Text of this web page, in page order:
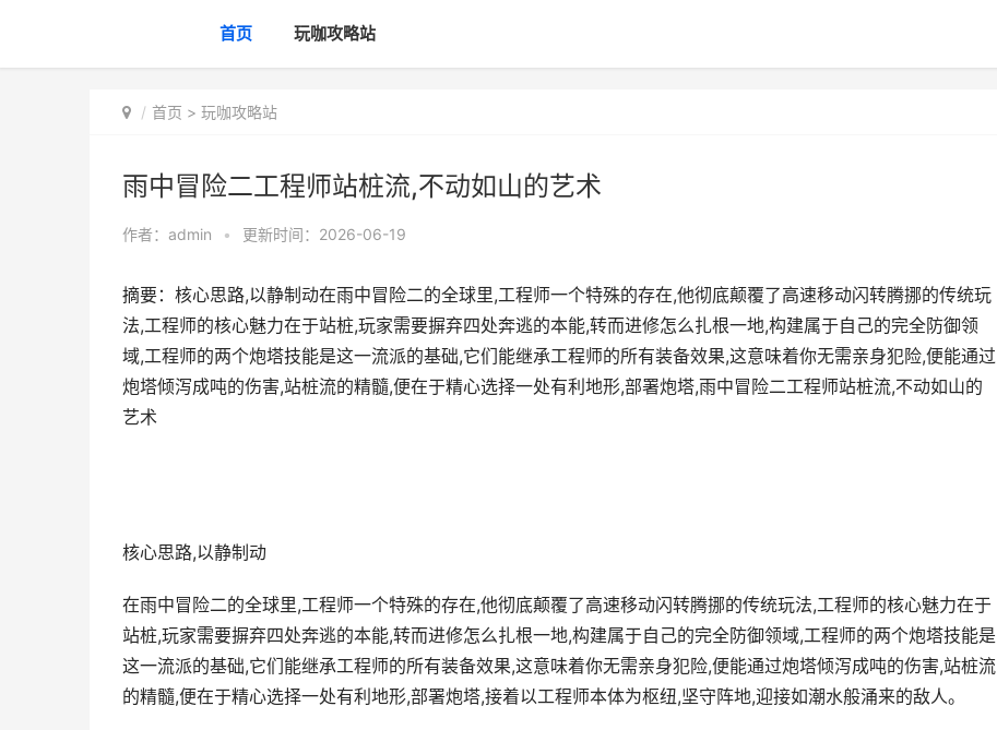
首页 玩咖攻略站
首页 > 玩咖攻略站
雨中冒险二工程师站桩流,不动如山的艺术
作者： admin • 更新时间：2026-06-19
摘要：核心思路,以静制动在雨中冒险二的全球里,工程师一个特殊的存在,他彻底颠覆了高速移动闪转腾挪的传统玩
法,工程师的核心魅力在于站桩,玩家需要摒弃四处奔逃的本能,转而进修怎么扎根一地,构建属于自己的完全防御领
域,工程师的两个炮塔技能是这一流派的基础,它们能继承工程师的所有装备效果,这意味着你无需亲身犯险,便能通过
炮塔倾泻成吨的伤害,站桩流的精髓,便在于精心选择一处有利地形,部署炮塔,雨中冒险二工程师站桩流,不动如山的
艺术
核心思路,以静制动
在雨中冒险二的全球里,工程师一个特殊的存在,他彻底颠覆了高速移动闪转腾挪的传统玩法,工程师的核心魅力在于
站桩,玩家需要摒弃四处奔逃的本能,转而进修怎么扎根一地,构建属于自己的完全防御领域,工程师的两个炮塔技能是
这一流派的基础,它们能继承工程师的所有装备效果,这意味着你无需亲身犯险,便能通过炮塔倾泻成吨的伤害,站桩流
的精髓,便在于精心选择一处有利地形,部署炮塔,接着以工程师本体为枢纽,坚守阵地,迎接如潮水般涌来的敌人。